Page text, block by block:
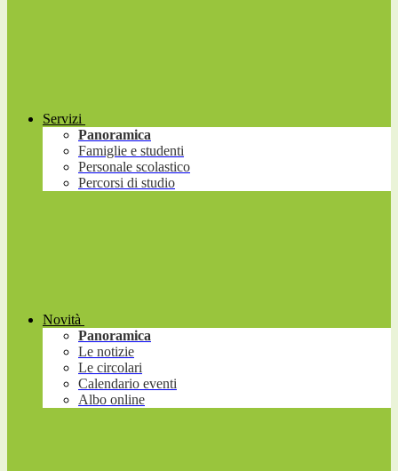
Servizi
Panoramica
Famiglie e studenti
Personale scolastico
Percorsi di studio
Novità
Panoramica
Le notizie
Le circolari
Calendario eventi
Albo online